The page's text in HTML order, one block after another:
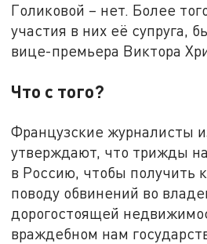
Голиковой – нет. Более
участия в них её супруга,
вице-премьера Виктора
Что с того?
Французские журналисты
утверждают, что трижды
в Россию, чтобы получить
поводу обвинений во
дорогостоящей
враждебном нам